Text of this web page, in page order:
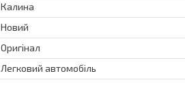
Калина
Новий
Оригінал
Легковий автомобіль